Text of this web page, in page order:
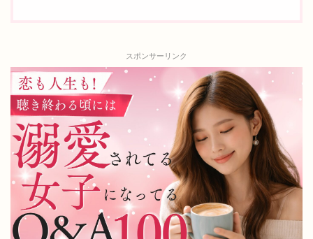
スポンサーリンク